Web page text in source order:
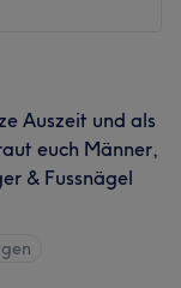
Auszeit und als
euch Männer,
& Fussnägel